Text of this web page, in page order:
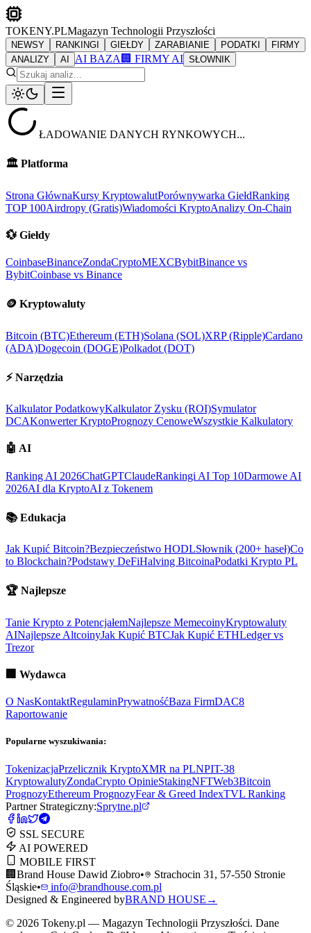
TOKENY.PLMagazyn Technologii Przyszłości
NEWSY RANKINGI GIEŁDY ZARABIANIE PODATKI
FIRMY
ANALIZY
AI AI BAZA 🏢 FIRMY AI SŁOWNIK
ŁADOWANIE DANYCH RYNKOWYCH...
🏛️ Platforma
Strona GłównaKursy KryptowalutPorównywarka GiełdRanking
TOP 100Airdropy (Gratis)Wiadomości KryptoAnalizy On-Chain
💱 Giełdy
CoinbaseBinanceZondaCryptoMEXCBybitBinance vs
BybitCoinbase vs Binance
🪙 Kryptowaluty
Bitcoin (BTC)Ethereum (ETH)Solana (SOL)XRP (Ripple)Cardano
(ADA)Dogecoin (DOGE)Polkadot (DOT)
⚡ Narzędzia
Kalkulator PodatkowyKalkulator Zysku (ROI)Symulator
DCAKonwerter KryptoPrognozy CenoweWszystkie Kalkulatory
🤖 AI
Ranking AI 2026ChatGPTClaudeRankingi AI Top 10Darmowe AI
2026AI dla KryptoAI z Tokenem
📚 Edukacja
Jak Kupić Bitcoin?Bezpieczeństwo HODLSłownik (200+ haseł)Co
to Blockchain?Podstawy DeFiHalving BitcoinaPodatki Krypto PL
🏆 Najlepsze
Tanie Krypto z PotencjałemNajlepsze MemecoinyKryptowaluty
AINajlepsze AltcoinyJak Kupić BTCJak Kupić ETHLedger vs
Trezor
🏢 Wydawca
O NasKontaktRegulaminPrywatnośćBaza FirmDAC8
Raportowanie
Popularne wyszukiwania:
TokenizacjaPrzelicznik KryptoXMR na PLNPIT-38
KryptowalutyZondaCrypto OpinieStakingNFTWeb3Bitcoin
PrognozyEthereum PrognozyFear & Greed IndexTVL Ranking
Partner Strategiczny:Sprytne.pl
SSL SECURE
AI POWERED
MOBILE FIRST
🏢 Brand House Dawid Ziobro•
Strachocin 31, 57-550 Stronie
Śląskie•
info@brandhouse.com.pl
Designed & Engineered byBRAND HOUSE →
© 2026 Tokeny.pl — Magazyn Technologii Przyszłości. Dane